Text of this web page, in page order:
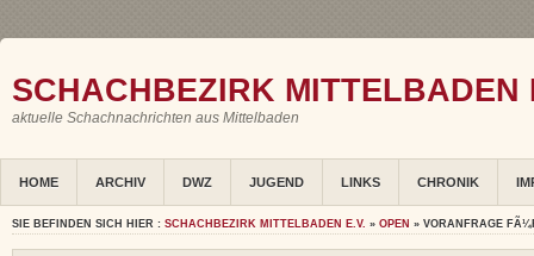
SCHACHBEZIRK MITTELBADEN
aktuelle Schachnachrichten aus Mittelbaden
HOME ARCHIV DWZ JUGEND LINKS CHRONIK
SIE BEFINDEN SICH HIER : SCHACHBEZIRK MITTELBADEN E.V. » OPEN » VORANFRAGE